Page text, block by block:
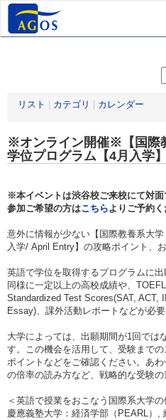
リスト カテゴリ カレンダー
※オンライン開催※【国際
学位プログラム【4月入学
※本イベントは渋谷校ご来校にて対
参加ご希望の方はこちらよりご予約く
意外に情報が少ない【国際教養系大
入学/ April Entry】の攻略ポイント、お
英語で学位を取得するプログラムに
同様に一定以上の高校成績や、
Standardized Test Scores(SAT, ACT,
Essay)、課外活動レポートなどが必要
大学によっては、出願期間が1回では
す。この機会を活用して、受験まで
ポイントなどをご確認ください。あ
の倍率の読み方など、戦略的な受験の
＜英語で授業をおこなう国際系大学の
慶應義塾大学：経済学部（PEARL）,